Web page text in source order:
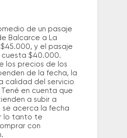
de un pasaje
Balcarce a La
y el pasaje
$40.000.
los precios de los
de la fecha, la
calidad del servicio
en cuenta que
a subir a
se acerca la fecha
lo tanto te
con